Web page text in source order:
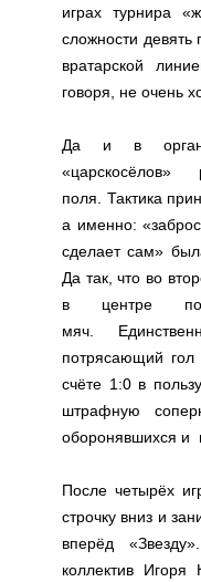
играх турнира
сложности девять
вратарской
говоря, не очень
Да и в
поля. Тактика
а именно:
сделает сам»
Да так, что во
в центре
мяч.
потрясающий
счёте 1:0 в
штрафную
оборонявшихся и
После четырёх
строчку вниз и
вперёд
коллектив